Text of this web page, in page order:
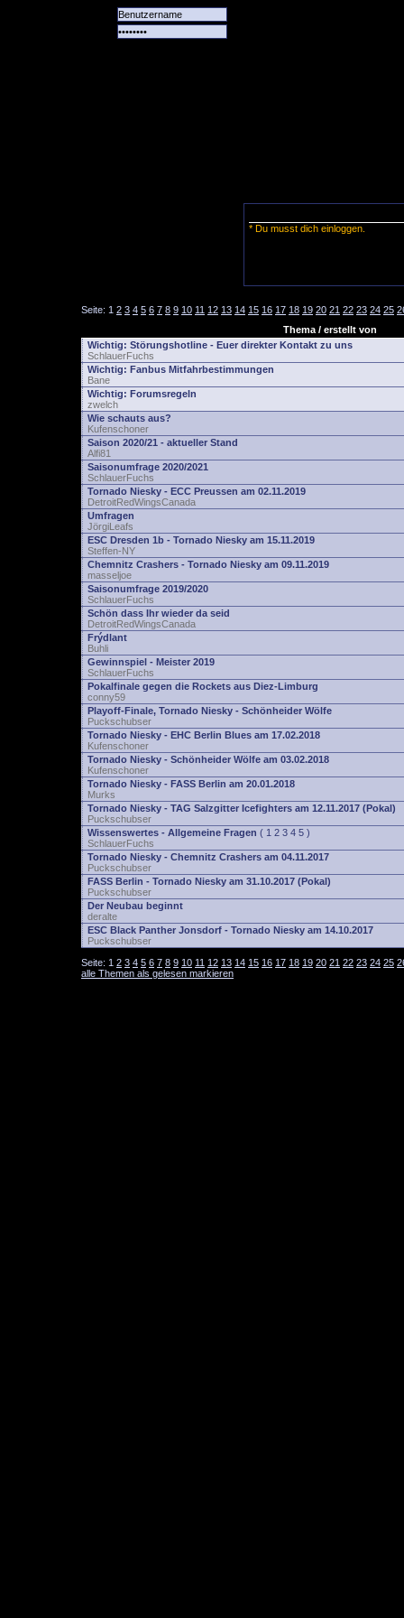
* Du musst dich einloggen.
Seite: 1 2 3 4 5 6 7 8 9 10 11 12 13 14 15 16 17 18 19 20 21 22 23 24 25
Thema / erstellt von
Wichtig: Störungshotline - Euer direkter Kontakt zu uns
SchlauerFuchs
Wichtig: Fanbus Mitfahrbestimmungen
Bane
Wichtig: Forumsregeln
zwelch
Wie schauts aus?
Kufenschoner
Saison 2020/21 - aktueller Stand
Alfi81
Saisonumfrage 2020/2021
SchlauerFuchs
Tornado Niesky - ECC Preussen am 02.11.2019
DetroitRedWingsCanada
Umfragen
JörgiLeafs
ESC Dresden 1b - Tornado Niesky am 15.11.2019
Steffen-NY
Chemnitz Crashers - Tornado Niesky am 09.11.2019
masseljoe
Saisonumfrage 2019/2020
SchlauerFuchs
Schön dass Ihr wieder da seid
DetroitRedWingsCanada
Frýdlant
Buhli
Gewinnspiel - Meister 2019
SchlauerFuchs
Pokalfinale gegen die Rockets aus Diez-Limburg
conny59
Playoff-Finale, Tornado Niesky - Schönheider Wölfe
Puckschubser
Tornado Niesky - EHC Berlin Blues am 17.02.2018
Kufenschoner
Tornado Niesky - Schönheider Wölfe am 03.02.2018
Kufenschoner
Tornado Niesky - FASS Berlin am 20.01.2018
Murks
Tornado Niesky - TAG Salzgitter Icefighters am 12.11.2017 (Pokal)
Puckschubser
Wissenswertes - Allgemeine Fragen ( 1 2 3 4 5 )
SchlauerFuchs
Tornado Niesky - Chemnitz Crashers am 04.11.2017
Puckschubser
FASS Berlin - Tornado Niesky am 31.10.2017 (Pokal)
Puckschubser
Der Neubau beginnt
deralte
ESC Black Panther Jonsdorf - Tornado Niesky am 14.10.2017
Puckschubser
Seite: 1 2 3 4 5 6 7 8 9 10 11 12 13 14 15 16 17 18 19 20 21 22 23 24 25
alle Themen als gelesen markieren